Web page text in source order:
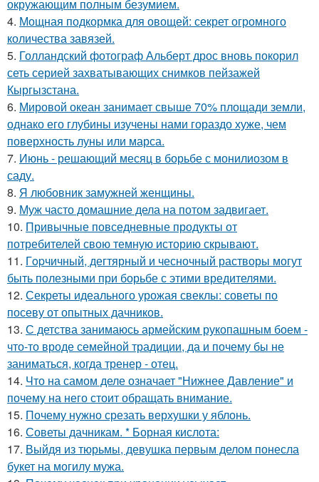
окружающим полным безумием.
4. Мощная подкормка для овощей: секрет огромного
количества завязей.
5. Голландский фотограф Альберт дрос вновь покорил
сеть серией захватывающих снимков пейзажей
Кыргызстана.
6. Мировой океан занимает свыше 70% площади земли,
однако его глубины изучены нами гораздо хуже, чем
поверхность луны или марса.
7. Июнь - решающий месяц в борьбе с монилиозом в
саду.
8. Я любовник замужней женщины.
9. Муж часто домашние дела на потом задвигает.
10. Привычные повседневные продукты от
потребителей свою темную историю скрывают.
11. Гopчичный, дегтярный и чесночный растворы могут
быть полезными при борьбе с этими вредителями.
12. Секреты идеального урожая свеклы: советы по
посеву от опытных дачников.
13. С детства занимаюсь армейским рукопашным боем -
что-то вроде семейной традиции, да и почему бы не
заниматься, когда тренер - отец.
14. Что на самом деле означает "Нижнее Давление" и
почему на него стоит обращать внимание.
15. Почему нужно срезать верхушки у яблонь.
16. Советы дачникам. * Борная кислота:
17. Выйдя из тюрьмы, девушка первым делом понесла
букет на могилу мужа.